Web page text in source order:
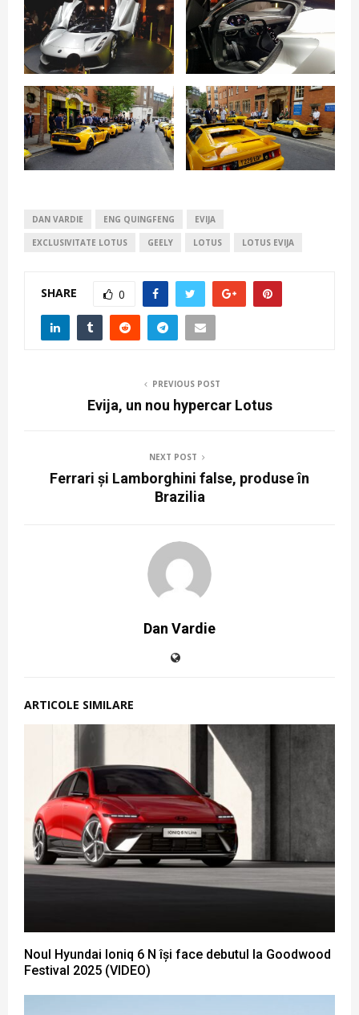
DAN VARDIE ENG QUINGFENG EVIJA
EXCLUSIVITATE LOTUS GEELY LOTUS LOTUS EVIJA
SHARE 0
PREVIOUS POST
Evija, un nou hypercar Lotus
NEXT POST
Ferrari și Lamborghini false, produse în
Brazilia
Dan Vardie
ARTICOLE SIMILARE
Noul Hyundai Ioniq 6 N își face debutul la Goodwood
Festival 2025 (VIDEO)